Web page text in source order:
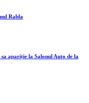
Rabla
apariție la Salonul Auto de la